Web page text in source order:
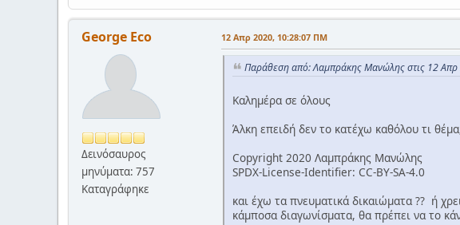
George Eco
Δεινόσαυρος
μηνύματα: 757
Καταγράφηκε
12 Απρ 2020, 10:28:07 ΠΜ
Παράθεση από: Λαμπράκης Μανώλης στις 12
Καλημέρα σε όλους
Άλκη επειδή δεν το κατέχω καθόλου τι
Copyright 2020 Λαμπράκης Μανώλης
SPDX-License-Identifier: CC-BY-SA-4.0
και έχω τα πνευματικά δικαιώματα ?? ή
κάμποσα διαγωνίσματα, θα πρέπει να το